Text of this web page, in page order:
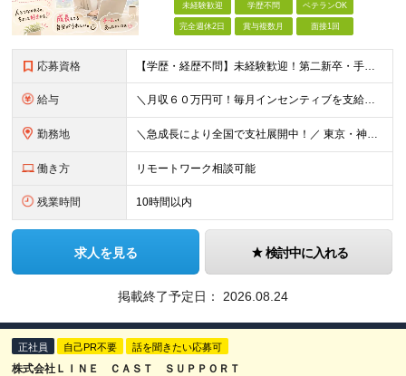
未経験歓迎 学歴不問 ベテランOK
完全週休2日 賞与複数月 面接1回
応募資格 【学歴・経歴不問】未経験歓迎！第⼆新卒・⼿に職をつけたい・新たな挑戦者⼤歓迎！⼈柄・意欲重視の採⽤♪ ＼これまでの経験・スキルは⼀切不問／ 新たな⼀歩を全⼒で応援します！ ★経歴・学歴不問 ★未経
給与 ＼⽉収６０万円可！毎⽉インセンティブを⽀給／ ⽉給３０万円〜+ダブルインセンティブ（個⼈+⽀店達成率に応じて） ※営業⼿当含む ▼下記固定残業代を含みます ・関東圏：5万8000円〜（⽉36h分）＋
勤務地 ＼急成⻑により全国で⽀社展開中！／ 東京・神奈川・埼⽟・千葉・⼤阪・名古屋・神⼾・新潟・⾦沢・京都・広島・福岡などで募集中！ ★東京、⼤阪、名古屋、福岡は急募のため、特に選考優遇します★ ◎勤務地は
働き方 リモートワーク相談可能
残業時間 10時間以内
求人を見る 検討中に入れる
掲載終了予定日： 2026.08.24
正社員 自己PR不要 話を聞きたい応募可
株式会社ＬＩＮＥ ＣＡＳＴ ＳＵＰＰＯＲＴ